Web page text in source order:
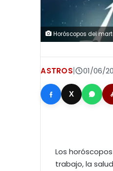
Horóscopos del
ASTROS| 01/06/
X
Los
trabajo, la